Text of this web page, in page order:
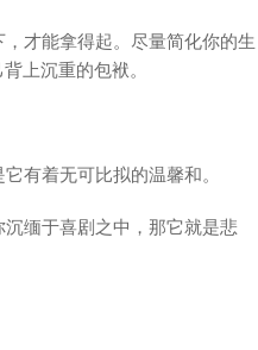
才能拿得起。尽量简化你的生
上沉重的包袱。
有着无可比拟的温馨和。
缅于喜剧之中，那它就是悲